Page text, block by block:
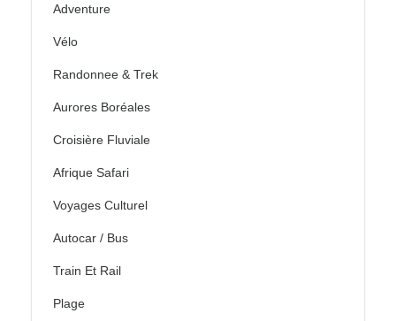
Adventure
Vélo
Randonnee & Trek
Aurores Boréales
Croisière Fluviale
Afrique Safari
Voyages Culturel
Autocar / Bus
Train Et Rail
Plage